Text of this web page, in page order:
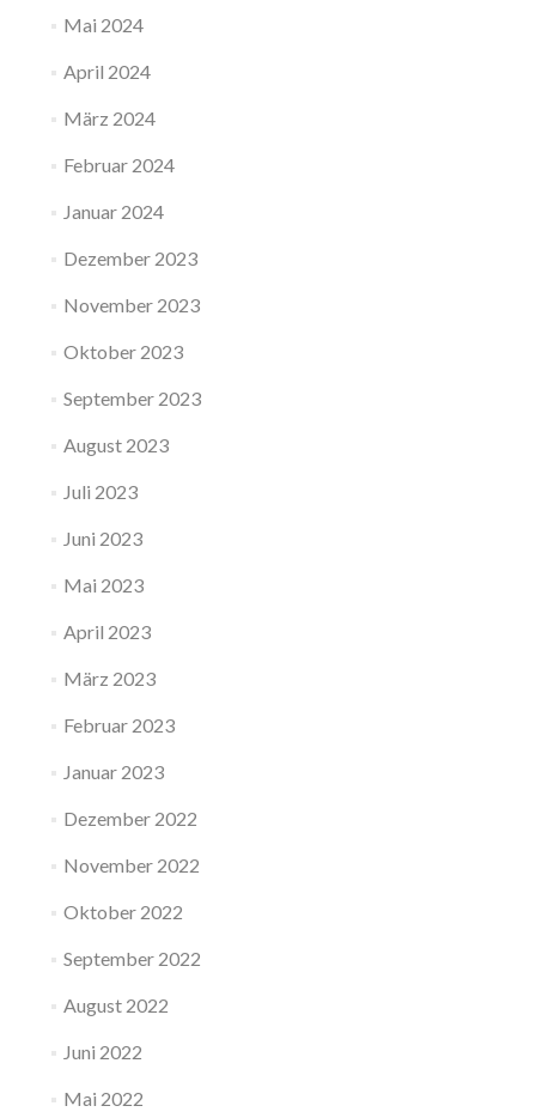
Mai 2024
April 2024
März 2024
Februar 2024
Januar 2024
Dezember 2023
November 2023
Oktober 2023
September 2023
August 2023
Juli 2023
Juni 2023
Mai 2023
April 2023
März 2023
Februar 2023
Januar 2023
Dezember 2022
November 2022
Oktober 2022
September 2022
August 2022
Juni 2022
Mai 2022